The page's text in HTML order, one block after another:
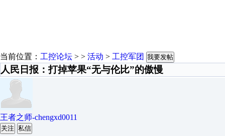
当前位置： 工控论坛 > > 活动 > 工控军团 我要发帖
人民日报：打掉苹果“无与伦比”的傲慢
王者之师-chengxd0011
关注 私信